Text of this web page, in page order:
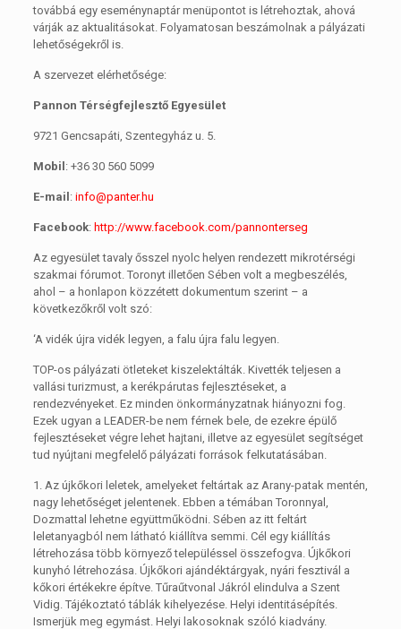
továbbá egy eseménynaptár menüpontot is létrehoztak, ahová
várják az aktualitásokat. Folyamatosan beszámolnak a pályázati
lehetőségekről is.
A szervezet elérhetősége:
Pannon Térségfejlesztő Egyesület
9721 Gencsapáti, Szentegyház u. 5.
Mobil : +36 30 560 5099
E-mail : info@panter.hu
Facebook: http://www.facebook.com/pannonterseg
Az egyesület tavaly ősszel nyolc helyen rendezett mikrotérségi
szakmai fórumot. Toronyt illetően Sében volt a megbeszélés,
ahol – a honlapon közzétett dokumentum szerint – a
következőkről volt szó:
‘A vidék újra vidék legyen, a falu újra falu legyen.
TOP-os pályázati ötleteket kiszelektálták. Kivették teljesen a
vallási turizmust, a kerékpárutas fejlesztéseket, a
rendezvényeket. Ez minden önkormányzatnak hiányozni fog.
Ezek ugyan a LEADER-be nem férnek bele, de ezekre épülő
fejlesztéseket végre lehet hajtani, illetve az egyesület segítséget
tud nyújtani megfelelő pályázati források felkutatásában.
1. Az újkőkori leletek, amelyeket feltártak az Arany-patak mentén,
nagy lehetőséget jelentenek. Ebben a témában Toronnyal,
Dozmattal lehetne együttműködni. Sében az itt feltárt
leletanyagból nem látható kiállítva semmi. Cél egy kiállítás
létrehozása több környező településsel összefogva. Újkőkori
kunyhó létrehozása. Újkőkori ajándéktárgyak, nyári fesztivál a
kőkori értékekre építve. Tűraűtvonal Jákról elindulva a Szent
Vidig. Tájékoztató táblák kihelyezése. Helyi identitásépítés.
Ismerjük meg egymást. Helyi lakosoknak szóló kiadvány.